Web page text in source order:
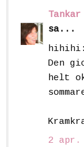
sa...
Den
helt
2 apr.